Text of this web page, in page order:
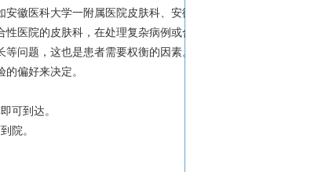
徽医科大学一附属医院皮肤科、安徽
医院的皮肤科，在处理复杂病例或合
问题，这也是患者需要权衡的因素。
偏好来决定。
可到达。
院。